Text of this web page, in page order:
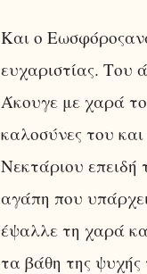
Και ο
ευχαριστίας. Του
Άκουγε με χαρά
καλοσύνες του
Νεκτάριου επειδή
αγάπη που
έψαλλε τη χαρά
τα βάθη της